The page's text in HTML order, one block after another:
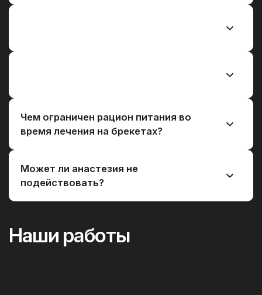
Чем ограничен рацион питания во
время лечения на брекетах?
Может ли анастезия не
подействовать?
Наши работы